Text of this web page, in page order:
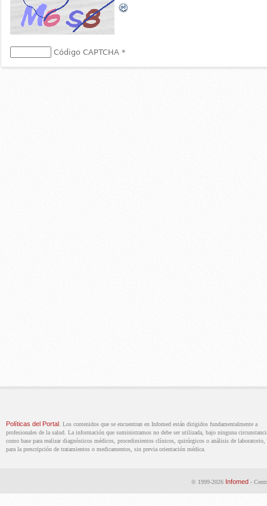
Código CAPTCHA*
Políticas del Portal . Los contenidos que se encuentran en Infomed están dirigidos fundamentalmente a
profesionales de la salud. La información que suministramos no debe ser utilizada, bajo ninguna
como base para realizar diagnósticos médicos, procedimientos clínicos, quirúrgicos o análisis de laboratorio,
para la prescripción de tratamientos o medicamentos, sin previa orientación médica.
© 1999-2026 Infomed -